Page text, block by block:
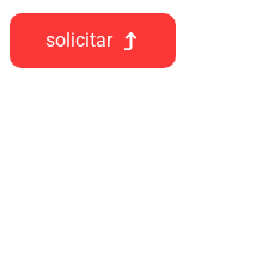
solicitar